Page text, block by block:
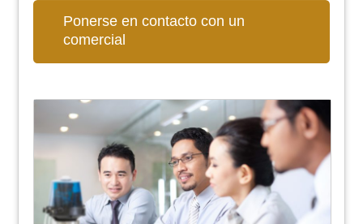
Ponerse en contacto con un
comercial